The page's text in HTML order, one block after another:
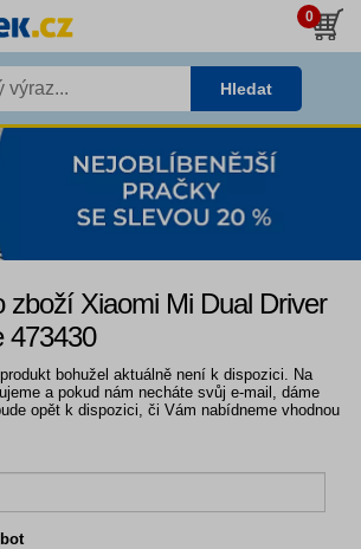
0
Hledat
zboží Xiaomi Mi Dual Driver
473430
bohužel aktuálně není k dispozici. Na
a pokud nám necháte svůj e-mail, dáme
opět k dispozici, či Vám nabídneme vhodnou